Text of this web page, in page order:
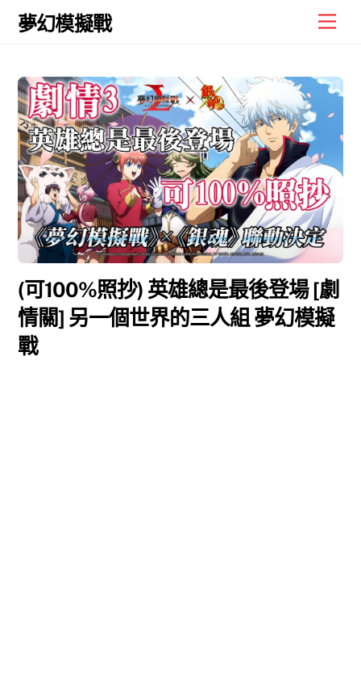
Skip
夢幻模擬戰
(可100%照抄) 英雄總是最後登場 [劇
情關] 另一個世界的三人組 夢幻模擬
戰